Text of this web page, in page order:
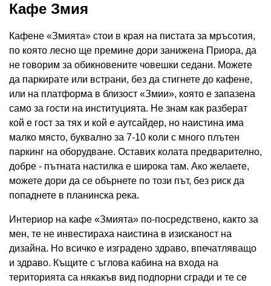
Кафе Змия
Кафене «Змията» стои в края на пистата за мръсотия,
по която лесно ще премине дори занижена Приора, да
не говорим за обикновените човешки седани. Можете
да паркирате или встрани, без да стигнете до кафене,
или на платформа в близост «Змии», която е запазена
само за гости на институцията. Не знам как разберат
кой е гост за тях и кой е аутсайдер, но наистина има
малко място, буквално за 7-10 коли с много плътен
паркинг на оборудване. Оставих колата предварително,
добре - пътната настилка е широка там. Ако желаете,
можете дори да се обърнете по този път, без риск да
попаднете в планинска река.
Интериор на кафе «Змията» по-посредствено, както за
мен, те не инвестираха наистина в изисканост на
дизайна. Но всичко е изградено здраво, впечатляващо
и здраво. Къщите с ъглова кабина на входа на
територията са някакъв вид подпорни сгради и те се